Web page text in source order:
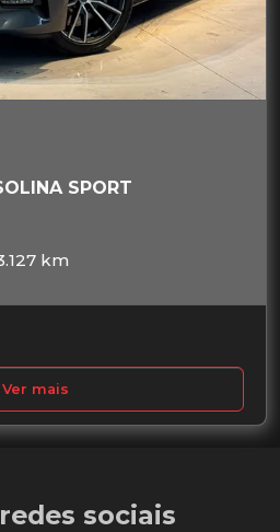
SPORT
km
Ver mais
sociais